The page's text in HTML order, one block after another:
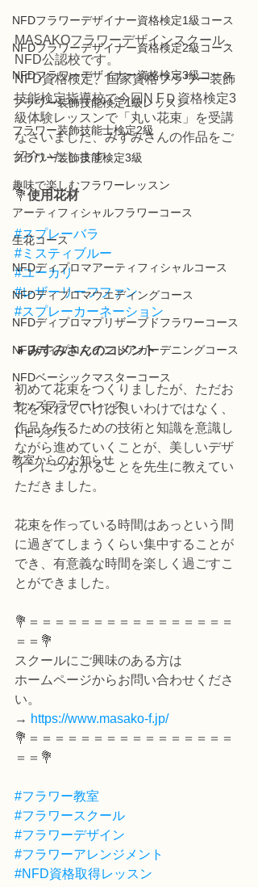
NFDフラワーデザイナー資格検定1級コース
NFDフラワーデザイナー資格検定2級コース
NFDフラワーデザイナー資格検定3級コース
フラワー装飾技能検定1級レッスン
フラワー装飾技能士検定2級
フラワー装飾技能検定3級
趣味で楽しむフラワーレッスン
アーティフィシャルフラワーコース
生花コース
NFDディプロマアーティフィシャルコース
NFDディプロマウエディングコース
NFDディプロマプリザーブドフラワーコース
NFDディプロマインドアガーデニングコース
NFDベーシックマスターコース
キッズフラワーレッス
トピックス
教室からのお知らせ
MASAKOフラワーデザインスクール、
NFD公認校です。
NFD資格検定、国家資格フラワー装飾
技能検定指導校で今回N FＤ資格検定3
級体験レッスンで「丸い花束」を受講
なさいました、みすみさんの作品をご
紹介いたします。
💐使用花材
#スプレーバラ
#ミスティブルー
#ユーカリ
#レザーリーフファン
#スプレーカーネーション
👧みすみさんのコメント
初めて花束をつくりましたが、ただお
花を束ねていけば良いわけではなく、
作品を作るための技術と知識を意識し
ながら進めていくことが、美しいデザ
インにつながることを先生に教えてい
ただきました。
花束を作っている時間はあっという間
に過ぎてしまうくらい集中することが
でき、有意義な時間を楽しく過ごすこ
とができました。
💐＝＝＝＝＝＝＝＝＝＝＝＝＝＝＝＝
＝＝💐
スクールにご興味のある方は
ホームページからお問い合わせくださ
い。
→ https://www.masako-f.jp/
💐＝＝＝＝＝＝＝＝＝＝＝＝＝＝＝＝
＝＝💐
#フラワー教室
#フラワースクール
#フラワーデザイン
#フラワーアレンジメント
#NFD資格取得レッスン